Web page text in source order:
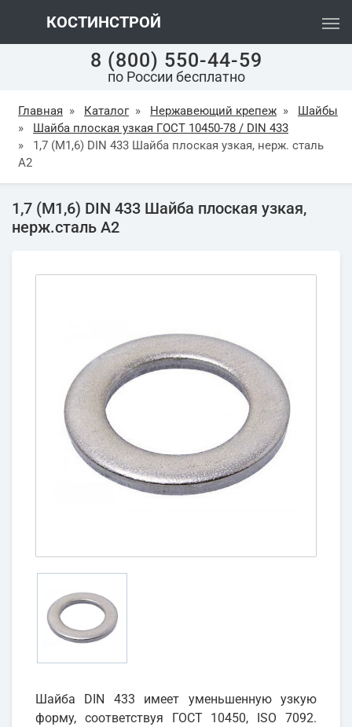
КОСТИНСТРОЙ
8 (800) 550-44-59
по России бесплатно
Главная » Каталог » Нержавеющий крепеж »
Шайбы
»
Шайба плоская узкая ГОСТ 10450-78 / DIN 433
»
1,7 (М1,6) DIN 433 Шайба плоская узкая, нерж. сталь
А2
1,7 (М1,6) DIN 433 Шайба плоская узкая,
нерж.сталь А2
Шайба DIN 433 имеет уменьшенную узкую
форму, соответствуя ГОСТ 10450, ISO 7092.